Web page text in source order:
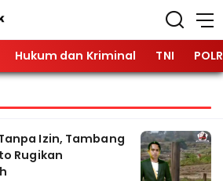
Hukum dan Kriminal TNI
Izin, Tambang
Rugikan